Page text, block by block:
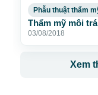
Phẫu thuật thẩm
Thẩm mỹ môi
03/08/2018
Xem